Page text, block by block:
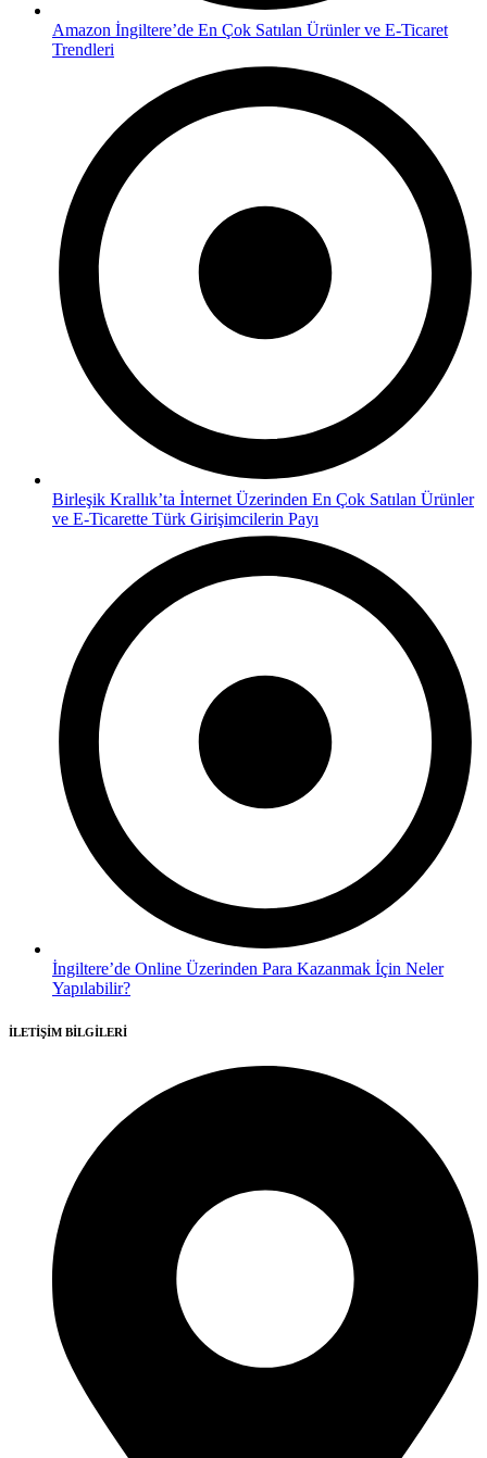
Amazon İngiltere’de En Çok Satılan Ürünler ve E-Ticaret
Trendleri
Birleşik Krallık’ta İnternet Üzerinden En Çok Satılan Ürünler
ve E-Ticarette Türk Girişimcilerin Payı
İngiltere’de Online Üzerinden Para Kazanmak İçin Neler
Yapılabilir?
İLETİŞİM BİLGİLERİ